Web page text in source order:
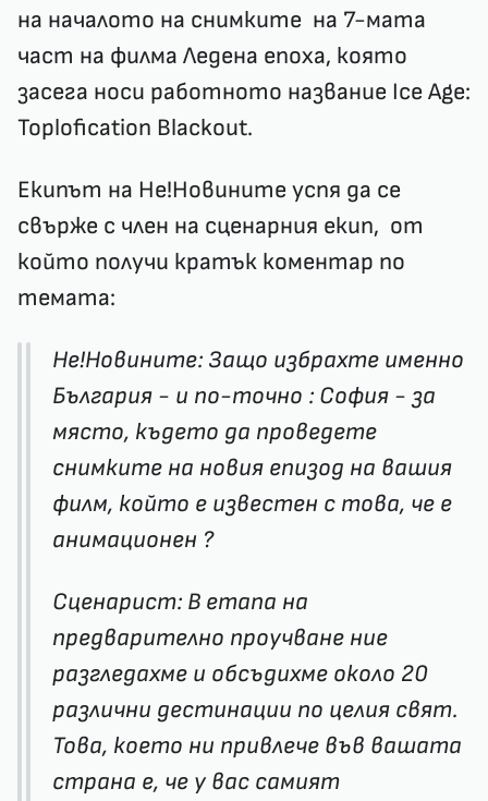
на началото на снимките на 7-мата
част на филма Ледена епоха, която
засега носи работното название Ice Age:
Toplofication Blackout.
Екипът на Не!Новините успя да се
свърже с член на сценарния екип, от
който получи кратък коментар по
темата:
Не!Новините: Защо избрахте именно
България - и по-точно : София - за
място, където да проведете
снимките на новия епизод на вашия
филм, който е известен с това, че е
анимационен ?
Сценарист: В етапа на
предварително проучване ние
разгледахме и обсъдихме около 20
различни дестинации по целия свят.
Това, което ни привлече във вашата
страна е, че у вас самият